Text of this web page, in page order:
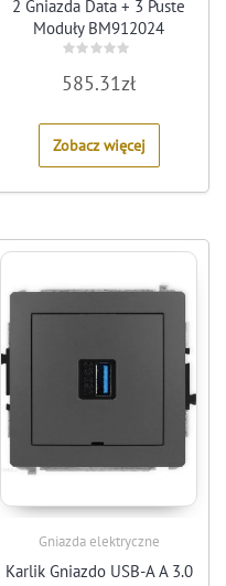
2 Gniazda Data + 3 Puste
Moduły BM912024
0
5
585.31zł
Zobacz więcej
Gniazda elektryczne
Karlik Gniazdo USB-A A 3.0